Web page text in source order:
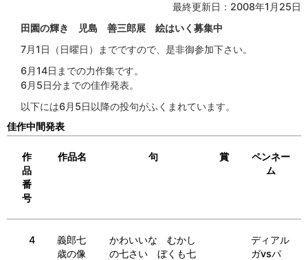
最終更新日：2008年1月25日
田園の輝き 児島 善三郎展 絵はいく募集中
7月1日（日曜日）までですので、是非御参加下さい。
6月14日までの力作集です。
6月5日分までの佳作発表。
以下には6月5日以降の投句がふくまれています。
佳作中間発表
作
品
番
号
作品名 句 賞
ペンネー
ム
4
義郎七
歳の像
かわいいな むかし
の七さい ぼくも七
ディアル
ガvsパ